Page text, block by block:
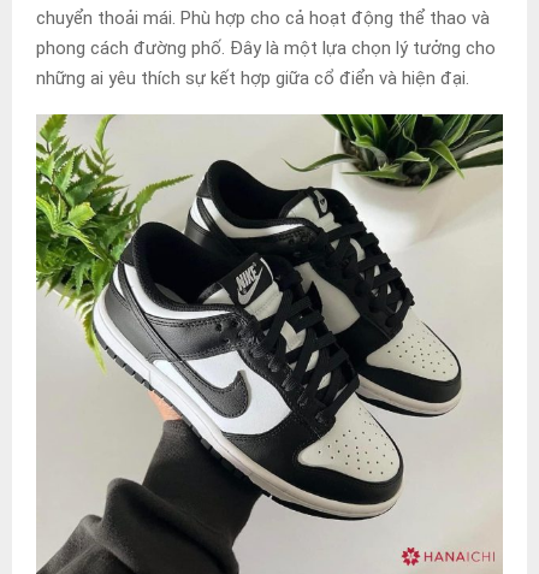
chuyển thoải mái. Phù hợp cho cả hoạt động thể thao và
phong cách đường phố. Đây là một lựa chọn lý tưởng cho
những ai yêu thích sự kết hợp giữa cổ điển và hiện đại.